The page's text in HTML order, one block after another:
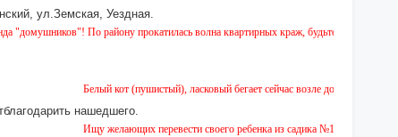
ул.Земская, Уездная.
По району прокатилась волна квартирных краж, будьте бдительны!
Белый кот (пушистый), ласковый бегает сейчас возле дома № 2 на
нашедшего.
Ищу желающих перевести своего ребенка из садика №11 в садик № 26.